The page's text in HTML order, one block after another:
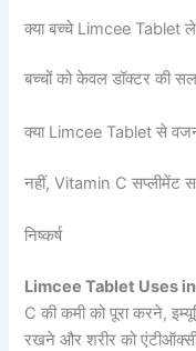
क्या बच्चे Limcee Tablet
बच्चों को केवल डॉक्टर की
क्या Limcee Tablet से
नहीं, Vitamin C सप्लीमेंट
निष्कर्ष
Limcee Tablet Uses
C की कमी को पूरा करने,
रखने और शरीर को